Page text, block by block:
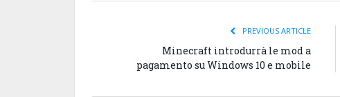
PREVIOUS ARTICLE
Minecraft introdurrà le mod a
pagamento su Windows 10 e mobile